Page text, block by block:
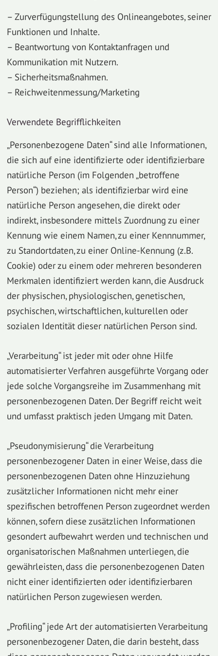
– Zurverfügungstellung des Onlineangebotes, seiner
Funktionen und Inhalte.
– Beantwortung von Kontaktanfragen und
Kommunikation mit Nutzern.
– Sicherheitsmaßnahmen.
– Reichweitenmessung/Marketing
Verwendete Begrifflichkeiten
„Personenbezogene Daten“ sind alle Informationen,
die sich auf eine identifizierte oder identifizierbare
natürliche Person (im Folgenden „betroffene
Person“) beziehen; als identifizierbar wird eine
natürliche Person angesehen, die direkt oder
indirekt, insbesondere mittels Zuordnung zu einer
Kennung wie einem Namen, zu einer Kennnummer,
zu Standortdaten, zu einer Online-Kennung (z.B.
Cookie) oder zu einem oder mehreren besonderen
Merkmalen identifiziert werden kann, die Ausdruck
der physischen, physiologischen, genetischen,
psychischen, wirtschaftlichen, kulturellen oder
sozialen Identität dieser natürlichen Person sind.
„Verarbeitung“ ist jeder mit oder ohne Hilfe
automatisierter Verfahren ausgeführte Vorgang oder
jede solche Vorgangsreihe im Zusammenhang mit
personenbezogenen Daten. Der Begriff reicht weit
und umfasst praktisch jeden Umgang mit Daten.
„Pseudonymisierung“ die Verarbeitung
personenbezogener Daten in einer Weise, dass die
personenbezogenen Daten ohne Hinzuziehung
zusätzlicher Informationen nicht mehr einer
spezifischen betroffenen Person zugeordnet werden
können, sofern diese zusätzlichen Informationen
gesondert aufbewahrt werden und technischen und
organisatorischen Maßnahmen unterliegen, die
gewährleisten, dass die personenbezogenen Daten
nicht einer identifizierten oder identifizierbaren
natürlichen Person zugewiesen werden.
„Profiling“ jede Art der automatisierten Verarbeitung
personenbezogener Daten, die darin besteht, dass